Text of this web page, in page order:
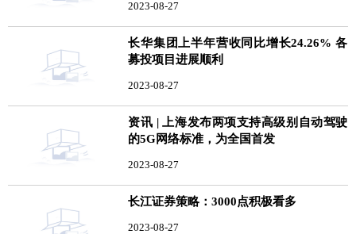
2023-08-27
长华集团上半年营收同比增长24.26% 各
募投项目进展顺利
2023-08-27
资讯 | 上海发布两项支持高级别自动驾驶
的5G网络标准，为全国首发
2023-08-27
长江证券策略：3000点积极看多
2023-08-27